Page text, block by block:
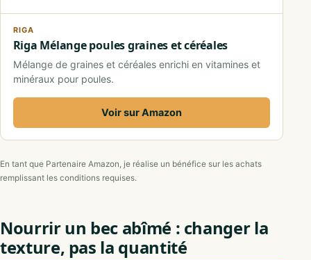
RIGA
Riga Mélange poules graines et céréales
Mélange de graines et céréales enrichi en vitamines et
minéraux pour poules.
Voir sur Amazon
En tant que Partenaire Amazon, je réalise un bénéfice sur les achats
remplissant les conditions requises.
Nourrir un bec abîmé : changer la
texture, pas la quantité